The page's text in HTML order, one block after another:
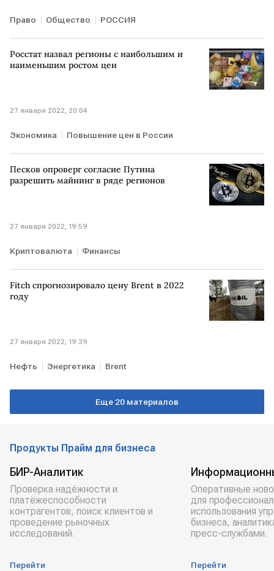
Право Общество РОССИЯ
Росстат назвал регионы с наибольшим и
наименьшим ростом цен
27 января 2022, 20:04
Экономика Повышение цен в России
Песков опроверг согласие Путина
разрешить майнинг в ряде регионов
27 января 2022, 19:59
Криптовалюта Финансы
Fitch спрогнозировало цену Brent в 2022
году
27 января 2022, 19:39
Нефть Энергетика Brent
Еще 20 материалов
Продукты Прайм для бизнеса
БИР-Аналитик
Проверка надёжности и
платёжеспособности
контрагентов, поиск клиентов и
проведение рыночных
исследований.
Перейти
Оперативные
для
использования
бизнеса,
пресс-службами.
Перейти